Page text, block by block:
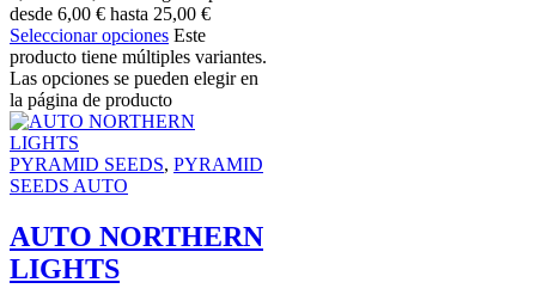
desde 6,00 € hasta 25,00 €
Seleccionar opciones Este
producto tiene múltiples variantes.
Las opciones se pueden elegir en
la página de producto
PYRAMID SEEDS, PYRAMID
SEEDS AUTO
AUTO NORTHERN
LIGHTS